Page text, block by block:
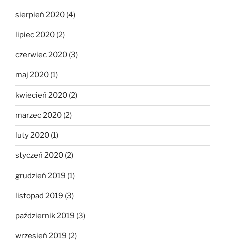
sierpień 2020 (4)
lipiec 2020 (2)
czerwiec 2020 (3)
maj 2020 (1)
kwiecień 2020 (2)
marzec 2020 (2)
luty 2020 (1)
styczeń 2020 (2)
grudzień 2019 (1)
listopad 2019 (3)
październik 2019 (3)
wrzesień 2019 (2)